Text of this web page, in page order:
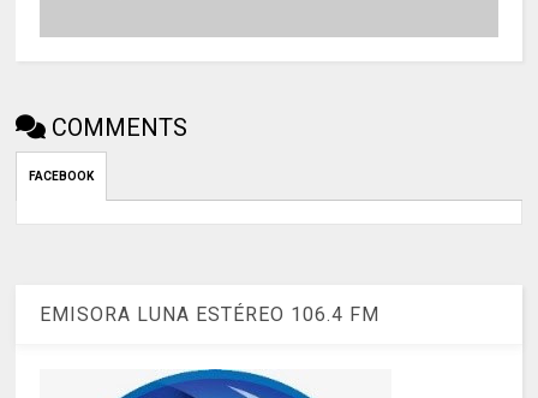
COMMENTS
FACEBOOK
EMISORA LUNA ESTÉREO 106.4 FM